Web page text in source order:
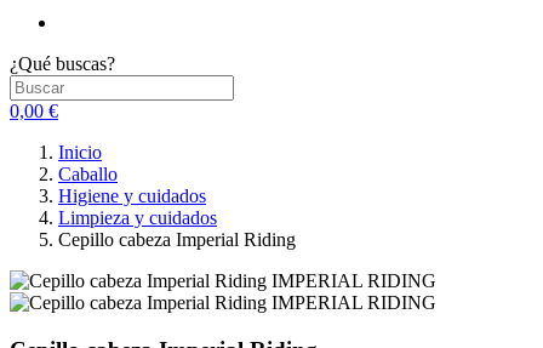
¿Qué buscas?
0,00 €
Inicio
Caballo
Higiene y cuidados
Limpieza y cuidados
Cepillo cabeza Imperial Riding